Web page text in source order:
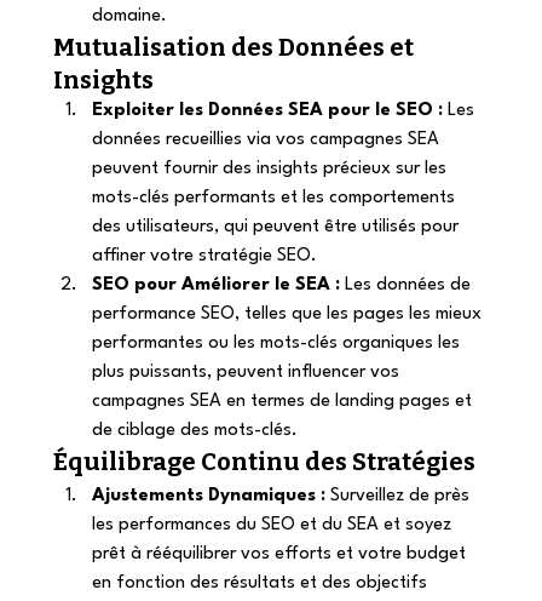
domaine.
Mutualisation des Données et
Insights
Exploiter les Données SEA pour le SEO : Les
données recueillies via vos campagnes SEA
peuvent fournir des insights précieux sur les
mots-clés performants et les comportements
des utilisateurs, qui peuvent être utilisés pour
affiner votre stratégie SEO.
SEO pour Améliorer le SEA : Les données de
performance SEO, telles que les pages les mieux
performantes ou les mots-clés organiques les
plus puissants, peuvent influencer vos
campagnes SEA en termes de landing pages et
de ciblage des mots-clés.
Équilibrage Continu des Stratégies
Ajustements Dynamiques : Surveillez de près
les performances du SEO et du SEA et soyez
prêt à rééquilibrer vos efforts et votre budget
en fonction des résultats et des objectifs